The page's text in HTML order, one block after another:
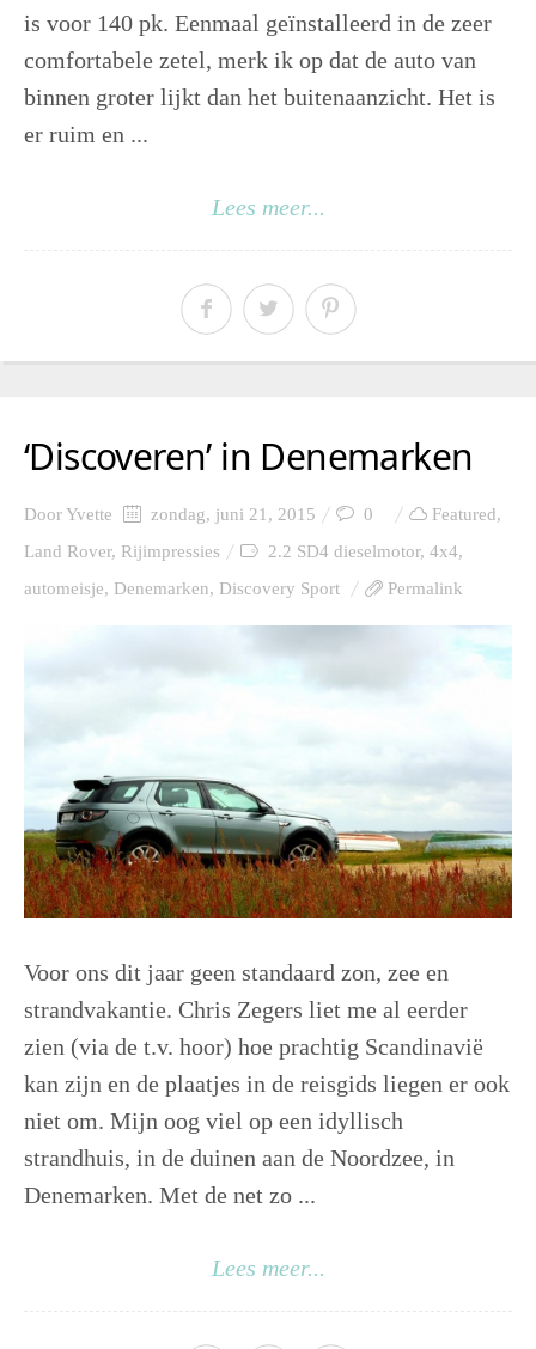
is voor 140 pk. Eenmaal geïnstalleerd in de zeer
comfortabele zetel, merk ik op dat de auto van
binnen groter lijkt dan het buitenaanzicht. Het is
er ruim en ...
Lees meer...
‘Discoveren’ in Denemarken
DoorYvette zondag, juni 21, 2015 0 Featured,
Land Rover, Rijimpressies 2.2 SD4 dieselmotor, 4x4,
automeisje, Denemarken, Discovery Sport Permalink
Voor ons dit jaar geen standaard zon, zee en
strandvakantie. Chris Zegers liet me al eerder
zien (via de t.v. hoor) hoe prachtig Scandinavië
kan zijn en de plaatjes in de reisgids liegen er ook
niet om. Mijn oog viel op een idyllisch
strandhuis, in de duinen aan de Noordzee, in
Denemarken. Met de net zo ...
Lees meer...